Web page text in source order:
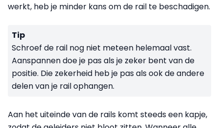
werkt, heb je minder kans om de rail te beschadigen.
Tip
Schroef de rail nog niet meteen helemaal vast.
Aanspannen doe je pas als je zeker bent van de
positie. Die zekerheid heb je pas als ook de andere
delen van je rail ophangen.
Aan het uiteinde van de rails komt steeds een kapje,